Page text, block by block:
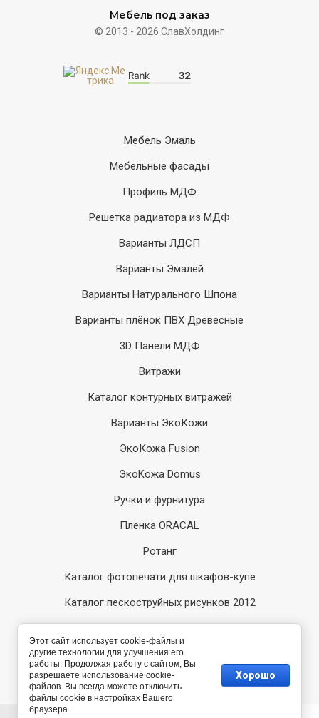
Мебель под заказ
© 2013 - 2026 СлавХолдинг
Мебель Эмаль
Мебельные фасады
Профиль МДФ
Решетка радиатора из МДФ
Варианты ЛДСП
Варианты Эмалей
Варианты Натурального Шпона
Варианты плёнок ПВХ Древесные
3D Панели МДФ
Витражи
Каталог контурных витражей
Варианты ЭкоКожи
ЭкоКожа Fusion
ЭкоKожа Domus
Ручки и фурнитура
Пленка ORACAL
Ротанг
Каталог фотопечати для шкафов-купе
Каталог пескоструйных рисунков 2012
Каталог пескоструйных рисунков 2014
Компания Мегагрупп:
разработка интернет-
магазинов
Этот сайт использует cookie-файлы и
другие технологии для улучшения его
работы. Продолжая работу с сайтом, Вы
разрешаете использование cookie-
файлов. Вы всегда можете отключить
файлы cookie в настройках Вашего
браузера.
Хорошо